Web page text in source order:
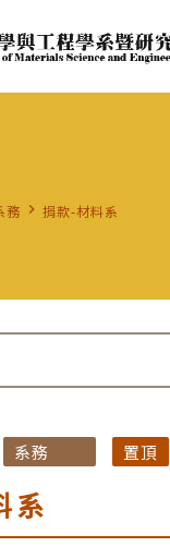
務 navigate_next 捐款-材料系
系務 置頂
系